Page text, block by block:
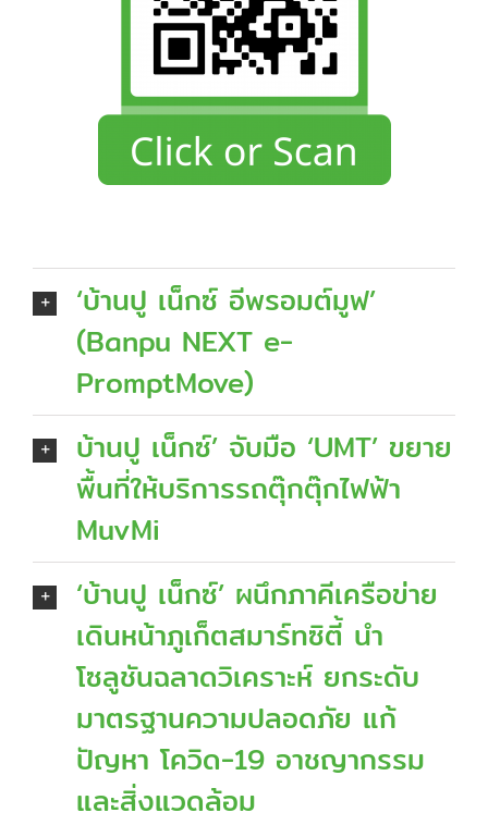
‘บ้านปู เน็กซ์ อีพรอมต์มูฟ’
(Banpu NEXT e-
PromptMove)
บ้านปู เน็กซ์’ จับมือ ‘UMT’ ขยาย
พื้นที่ให้บริการรถตุ๊กตุ๊กไฟฟ้า
MuvMi
‘บ้านปู เน็กซ์’ ผนึกภาคีเครือข่าย
เดินหน้าภูเก็ตสมาร์ทซิตี้ นำ
โซลูชันฉลาดวิเคราะห์ ยกระดับ
มาตรฐานความปลอดภัย แก้
ปัญหา โควิด-19 อาชญากรรม
และสิ่งแวดล้อม